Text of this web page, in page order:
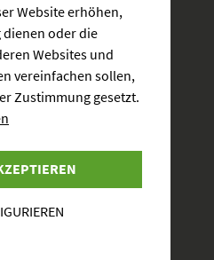
Versandkosten
Website erhöhen,
oder die
Websites und
vereinfachen sollen,
Zustimmung gesetzt.